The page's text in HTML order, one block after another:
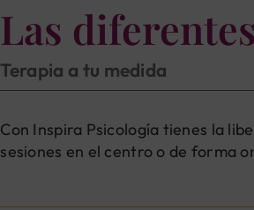
Las
Terapia a tu medida
Con Inspira Psicología tienes la
sesiones en el centro o de forma